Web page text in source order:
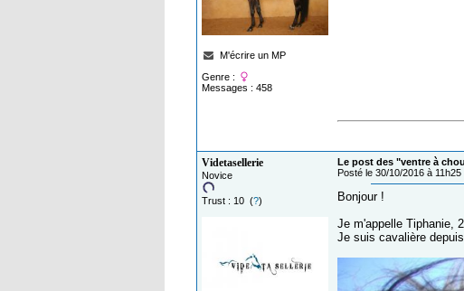
M'écrire un MP
Genre :
Messages : 458
Videtasellerie
Novice
Trust : 10 (?)
Le post des "ventre à
Posté le 30/10/2016 à 11h25
Bonjour !
Je m'appelle Tiphanie,
Je suis cavalière